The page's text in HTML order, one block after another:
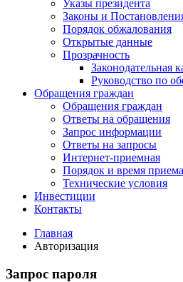
Указы президента
Законы и
Порядок обжалования
Открытые данные
Прозрачность
Законодательная
Руководство по
Обращения граждан
Обращения граждан
Ответы на обращения
Запрос информации
Ответы на запросы
Интернет-приемная
Порядок и время приема
Технические условия
Инвестиции
Контакты
Главная
Авторизация
Запрос пароля